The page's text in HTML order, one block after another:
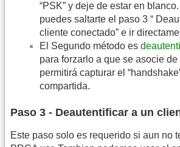
“PSK” y deje de estar en
puedes saltarte el paso 3 “
cliente conectado” e ir
El Segundo método es
para forzarlo a que se asocie
permitirá capturar el
compartida.
Paso 3 - Deautentificar a un
Este paso solo es requerido si aun no